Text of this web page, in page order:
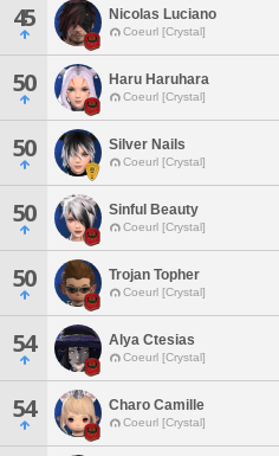
45 Nicolas Luciano
Coeurl [Crystal]
50 Haru Haruhara
Coeurl [Crystal]
50 Silver Nails
Coeurl [Crystal]
50 Sinful Beauty
Coeurl [Crystal]
50 Trojan Topher
Coeurl [Crystal]
54 Alya Ctesias
Coeurl [Crystal]
54 Charo Camille
Coeurl [Crystal]